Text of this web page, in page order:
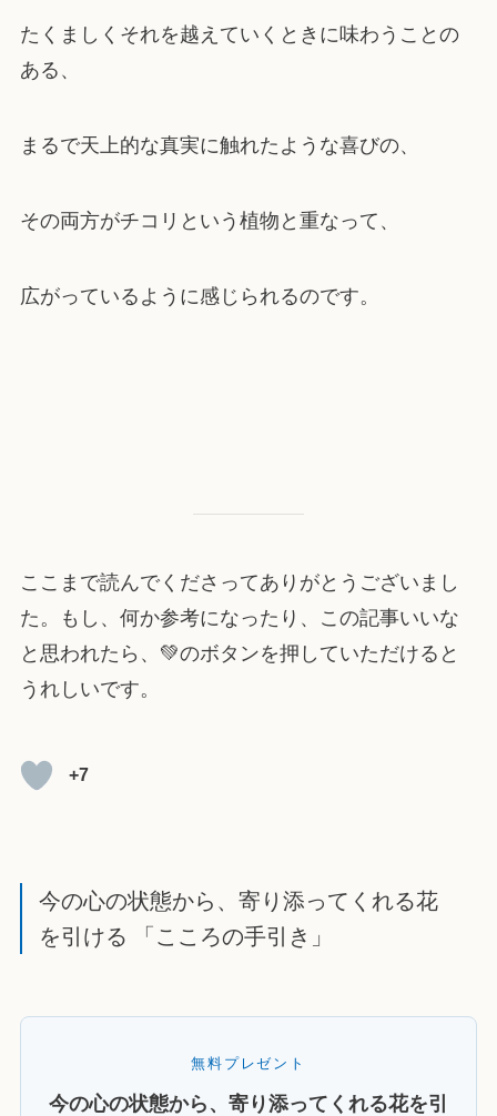
たくましくそれを越えていくときに味わうことの
ある、
まるで天上的な真実に触れたような喜びの、
その両方がチコリという植物と重なって、
広がっているように感じられるのです。
ここまで読んでくださってありがとうございまし
た。もし、何か参考になったり、この記事いいな
と思われたら、💚のボタンを押していただけると
うれしいです。
+7
今の心の状態から、寄り添ってくれる花
を引ける 「こころの手引き」
無料プレゼント
今の心の状態から、寄り添ってくれる花を引